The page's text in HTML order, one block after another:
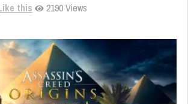
this 2190 Views